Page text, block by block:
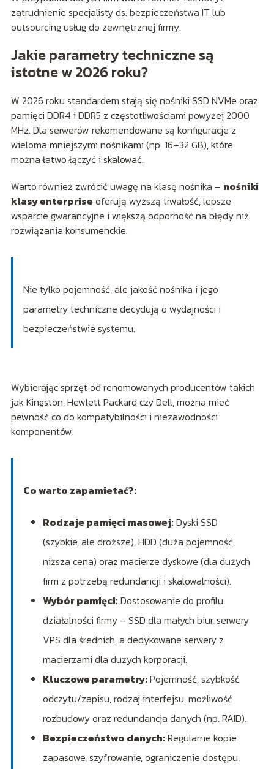
zatrudnienie specjalisty ds. bezpieczeństwa IT lub
outsourcing usług do zewnętrznej firmy.
Jakie parametry techniczne są
istotne w 2026 roku?
W 2026 roku standardem stają się nośniki SSD NVMe oraz
pamięci DDR4 i DDR5 z częstotliwościami powyżej 2000
MHz. Dla serwerów rekomendowane są konfiguracje z
wieloma mniejszymi nośnikami (np. 16–32 GB), które
można łatwo łączyć i skalować.
Warto również zwrócić uwagę na klasę nośnika – nośniki
klasy enterprise oferują wyższą trwałość, lepsze
wsparcie gwarancyjne i większą odporność na błędy niż
rozwiązania konsumenckie.
Nie tylko pojemność, ale jakość nośnika i jego
parametry techniczne decydują o wydajności i
bezpieczeństwie systemu.
Wybierając sprzęt od renomowanych producentów takich
jak Kingston, Hewlett Packard czy Dell, można mieć
pewność co do kompatybilności i niezawodności
komponentów.
Co warto zapamietać?:
Rodzaje pamięci masowej:Dyski SSD
(szybkie, ale droższe), HDD (duża pojemność,
niższa cena) oraz macierze dyskowe (dla dużych
firm z potrzebą redundancji i skalowalności).
Wybór pamięci:Dostosowanie do profilu
działalności firmy – SSD dla małych biur, serwery
VPS dla średnich, a dedykowane serwery z
macierzami dla dużych korporacji.
Kluczowe parametry:Pojemność, szybkość
odczytu/zapisu, rodzaj interfejsu, możliwość
rozbudowy oraz redundancja danych (np. RAID).
Bezpieczeństwo danych:Regularne kopie
zapasowe, szyfrowanie, ograniczenie dostępu,